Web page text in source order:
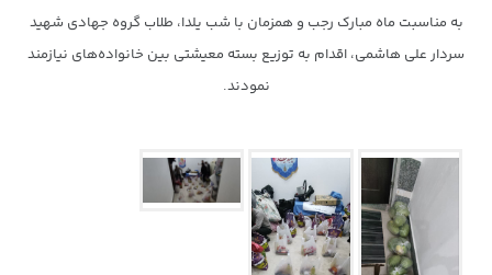
به مناسبت ماه مبارک رجب و همزمان با شب یلدا، طلاب گروه جهادی شهید
سردار علی هاشمی، اقدام به توزیع بسته معیشتی بین خانواده‌های نیازمند
نمودند.